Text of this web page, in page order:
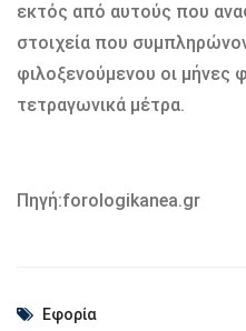
εκτός από αυτούς που
στοιχεία που
φιλοξενούμενου οι μήνες
τετραγωνικά μέτρα.
Πηγή:forologikanea.gr
Εφορία